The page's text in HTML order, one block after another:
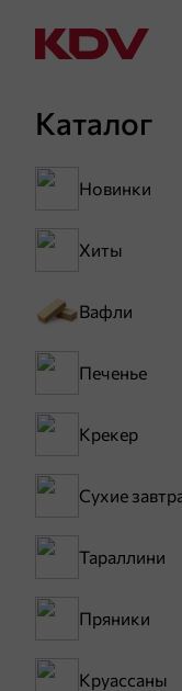
Каталог
Новинки
Хиты
Вафли
Печенье
Крекер
Сухие
Тараллини
Пряники
Круассаны